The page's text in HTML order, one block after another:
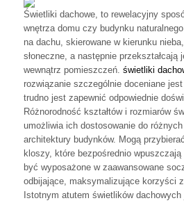
Świetliki dachowe, to rewelacyjny
wnętrza domu czy budynku
na dachu, skierowane w kierunku
słoneczne, a następnie przekształcają
wewnątrz pomieszczeń. świetliki
rozwiązanie szczególnie doceniane
trudno jest zapewnić odpowiednie
Różnorodność kształtów i rozmiarów
umożliwia ich dostosowanie do
architektury budynków. Mogą
kloszy, które bezpośrednio wpuszczają
być wyposażone w zaawansowane
odbijające, maksymalizujące korzyści z
Istotnym atutem świetlików